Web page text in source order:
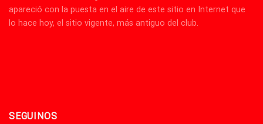
apareció con la puesta en el aire de este sitio en Internet que
lo hace hoy, el sitio vigente, más antiguo del club.
SEGUINOS